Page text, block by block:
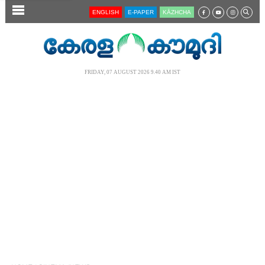
SECTIONS ENGLISH E-PAPER KĀZHCHA
FRIDAY, 07 AUGUST 2026 9.40 AM IST